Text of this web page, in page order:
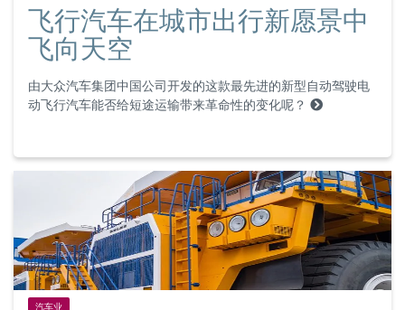
飞行汽车在城市出行新愿景中
飞向天空
由大众汽车集团中国公司开发的这款最先进的新型自动驾驶电
动飞行汽车能否给短途运输带来革命性的变化呢？
汽车业